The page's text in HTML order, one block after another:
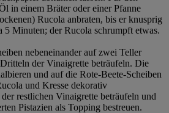
in einem Bräter oder einer Pfanne
Rucola anbraten, bis er knusprig
5 Minuten; der Rucola schrumpft etwas.
nebeneinander auf zwei Teller
der Vinaigrette beträufeln. Die
und auf die Rote-Beete-Scheiben
und Kresse dekorativ
restlichen Vinaigrette beträufeln und
Pistazien als Topping bestreuen.